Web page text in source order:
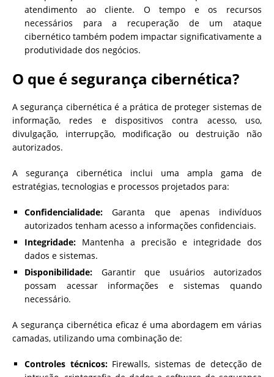
atendimento ao cliente. O tempo e os recursos
necessários para a recuperação de um ataque
cibernético também podem impactar significativamente a
produtividade dos negócios.
O que é segurança cibernética?
A segurança cibernética é a prática de proteger sistemas de
informação, redes e dispositivos contra acesso, uso,
divulgação, interrupção, modificação ou destruição não
autorizados.
A segurança cibernética inclui uma ampla gama de
estratégias, tecnologias e processos projetados para:
Confidencialidade: Garanta que apenas indivíduos
autorizados tenham acesso a informações confidenciais.
Integridade: Mantenha a precisão e integridade dos
dados e sistemas.
Disponibilidade: Garantir que usuários autorizados
possam acessar informações e sistemas quando
necessário.
A segurança cibernética eficaz é uma abordagem em várias
camadas, utilizando uma combinação de:
Controles técnicos:Firewalls, sistemas de detecção de